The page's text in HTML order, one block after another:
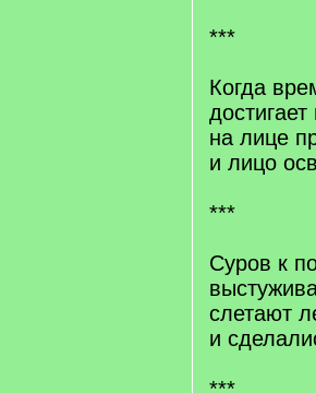
***
Когда
на лице
и лицо
***
Суров к
слетают
и